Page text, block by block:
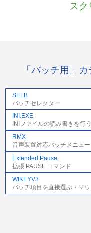
スク
「バッチ用」
SELB
バッチセレクター
INI.EXE
INIファイルの読み書きを行う
RMX
音声装置対応バッチメニュー
Extended Pause
拡張 PAUSE コマンド
WIKEYV3
バッチ項目を直接選ぶ・マ